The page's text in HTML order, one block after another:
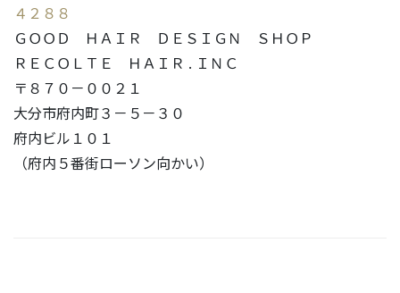
４２８８
ＧＯＯＤ ＨＡＩＲ ＤＥＳＩＧＮ ＳＨＯＰ
ＲＥＣＯＬＴＥ ＨＡＩＲ . ＩＮＣ
〒８７０－００２１
大分市府内町３－５－３０
府内ビル１０１
（府内５番街ローソン向かい）